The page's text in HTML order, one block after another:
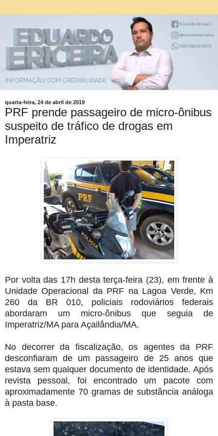
quarta-feira, 24 de abril de 2019
PRF prende passageiro de micro-ônibus
suspeito de tráfico de drogas em
Imperatriz
Por volta das 17h desta terça-feira (23), em frente à
Unidade Operacional da PRF na Lagoa Verde, Km
260 da BR 010, policiais rodoviários federais
abordaram um micro-ônibus que seguia de
Imperatriz/MA para Açailândia/MA.
No decorrer da fiscalização, os agentes da PRF
desconfiaram de um passageiro de 25 anos que
estava sem qualquer documento de identidade. Após
revista pessoal, foi encontrado um pacote com
aproximadamente 70 gramas de substância análoga
à pasta base.